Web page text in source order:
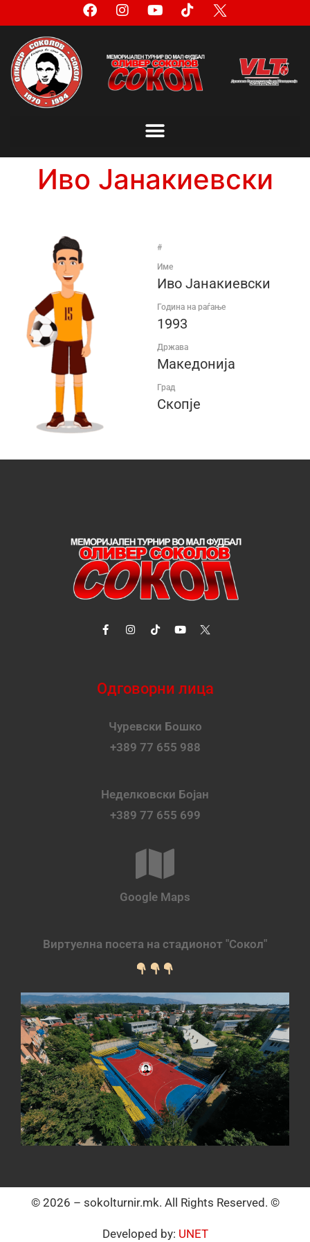
Иво Јанакиевски
#
Име
Иво Јанакиевски
Година на раѓање
1993
Држава
Македонија
Град
Скопје
Одговорни лица
Чуревски Бошко
+389 77 655 988
Неделковски Бојан
+389 77 655 699
Google Maps
Виртуелна посета на стадионот "Сокол"
© 2026 – sokolturnir.mk. All Rights Reserved. ©
Developed by: UNET